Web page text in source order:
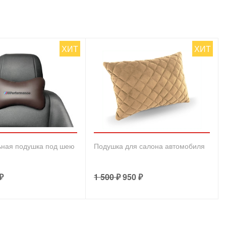
ХИТ
подушка под шею
ХИТ
Подушка для салона автомобиля
1 500₽950₽